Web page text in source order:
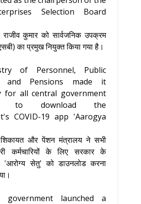
Selection Board
राजीव कुमार को सार्वजनिक उपक्रम
का प्रमुख नियुक्त किया गया है।
of Personnel, Public
and Pensions made it
for all central government
to download the
COVID-19 app 'Aarogya
शिकायत और पेंशन मंत्रालय ने सभी
कर्मचारियों के लिए सरकार के
'आरोग्य सेतु' को डाउनलोड करना
government launched a